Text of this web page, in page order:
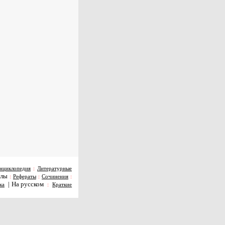
: Литературные
: Рефераты:Сочинения :
| На русском :Краткие